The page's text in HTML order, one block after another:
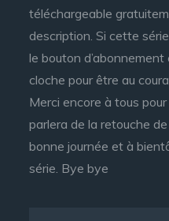
téléchargeable
description. Si cette
le bouton
cloche pour être au
Merci encore à tous
parlera de la retouche
bonne journée et à
série. Bye bye